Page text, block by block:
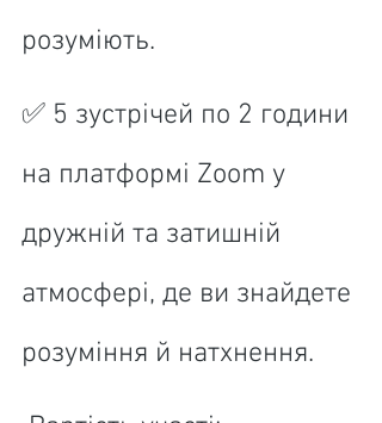
розуміють.
✅ 5 зустрічей по 2 години
на платформі Zoom у
дружній та затишній
атмосфері, де ви знайдете
розуміння й натхнення.